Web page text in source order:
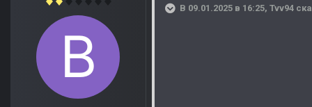
В 09.01.2025 в 16:25, Tvv94